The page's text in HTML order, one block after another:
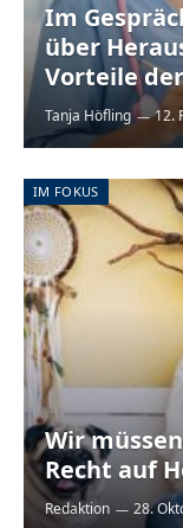
Im
über
Vorteile
Tanja Höfling 12.
IM FOKUS
Wir
Recht auf
Redaktion 28.